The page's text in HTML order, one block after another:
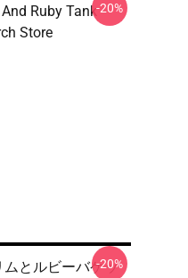
Ruby Tank
Store
-20%
とルビーバケッ
-20%